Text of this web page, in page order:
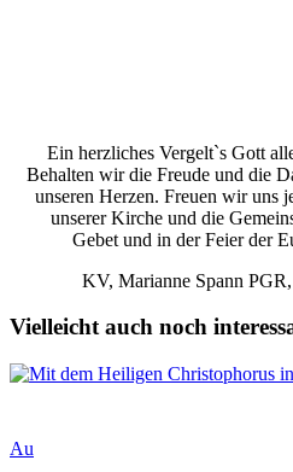
Ein herzliches Vergelt`s Gott
Behalten wir die Freude und die
unseren Herzen. Freuen wir uns
unserer Kirche und die
Gebet und in der Feier der
KV, Marianne Spann
Vielleicht auch noch
Au